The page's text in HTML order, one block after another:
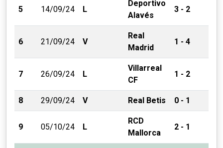
5 14/09/24 L
Deportivo
Alavés
3 - 2
6 21/09/24 V
Real
Madrid
1 - 4
7 26/09/24 L
Villarreal
CF
1 - 2
8 29/09/24 V Real Betis 0 - 1
9 05/10/24 L
RCD
Mallorca
2 - 1